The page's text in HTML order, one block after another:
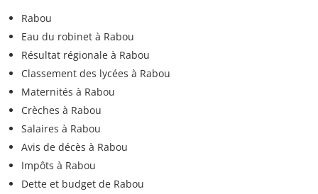
Rabou
Eau du robinet à Rabou
Résultat régionale à Rabou
Classement des lycées à Rabou
Maternités à Rabou
Crèches à Rabou
Salaires à Rabou
Avis de décès à Rabou
Impôts à Rabou
Dette et budget de Rabou